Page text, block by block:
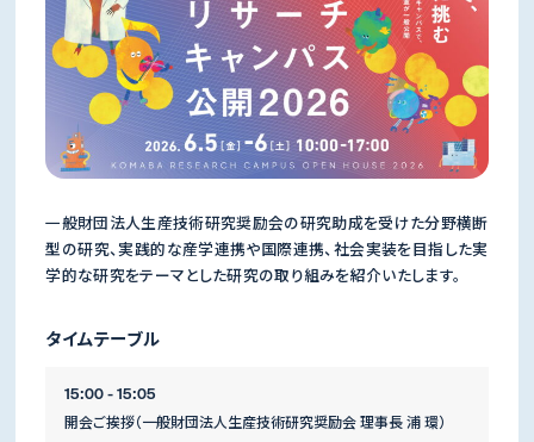
一般財団法人生産技術研究奨励会の研究助成を受けた分野横断
型の研究、実践的な産学連携や国際連携、社会実装を目指した実
学的な研究をテーマとした研究の取り組みを紹介いたします。
タイムテーブル
15:00 - 15:05
開会ご挨拶（一般財団法人生産技術研究奨励会 理事長 浦 環）